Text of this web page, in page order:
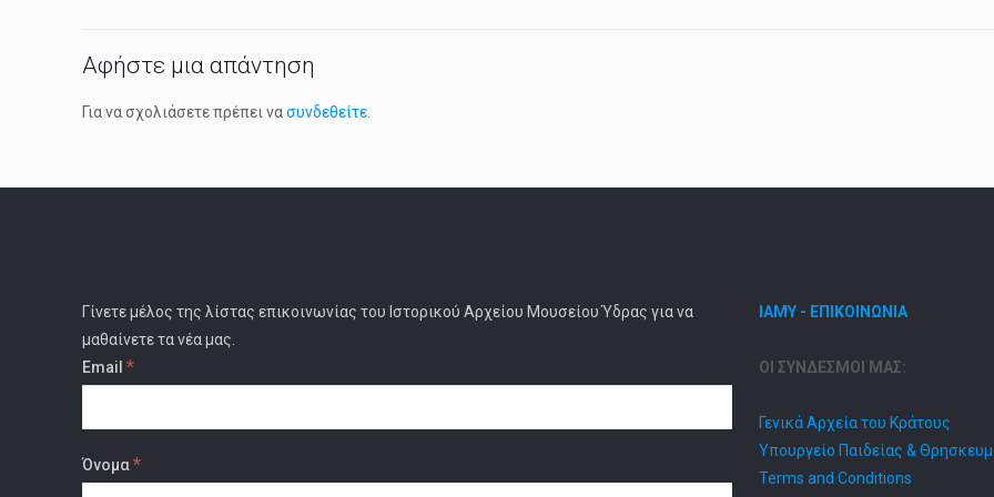
Αφήστε μια απάντηση
Για να σχολιάσετε πρέπει νασυνδεθείτε
Γίνετε μέλος της λίστας επικοινωνίας του Ιστορικού Αρχείου Μουσείου Ύδρας για να
μαθαίνετε τα νέα μας.
Email *
Όνομα*
ΙΑΜΥ - ΕΠΙΚΟΙΝΩΝΙΑ
ΟΙ ΣΥΝΔΕΣΜΟΙ ΜΑΣ:
Γενικά Αρχεία του Κράτους
Υπουργείο Παιδείας &
Terms and Conditions